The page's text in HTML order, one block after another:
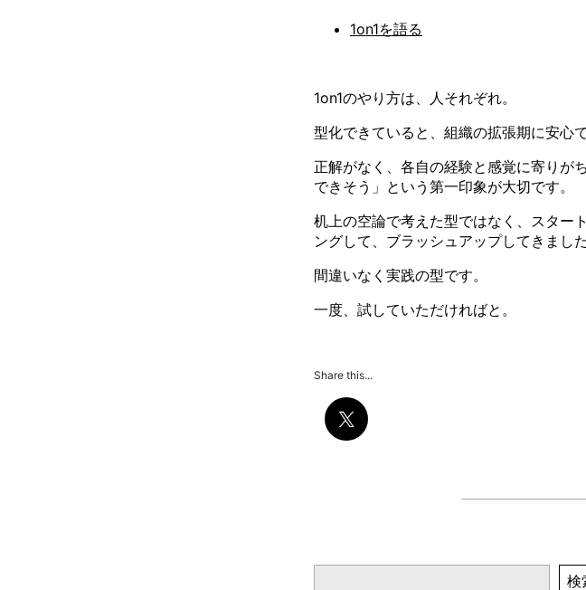
1on1を語る
1on1のやり方は、人それぞれ。
型化できていると、組織の拡張期に安心で
正解がなく、各自の経験と感覚に寄りが
できそう」という第一印象が大切です。
机上の空論で考えた型ではなく、スター
ングして、ブラッシュアップしてきました
間違いなく実践の型です。
一度、試していただければと。
Share this...
検索
検